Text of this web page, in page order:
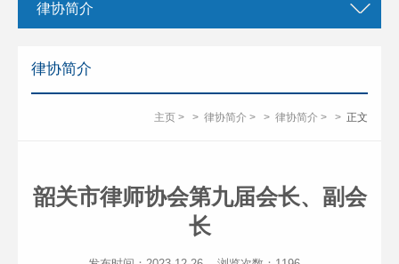
律协简介
律协简介
主页 > > 律协简介 > > 律协简介 > > 正文
韶关市律师协会第九届会长、副会
长